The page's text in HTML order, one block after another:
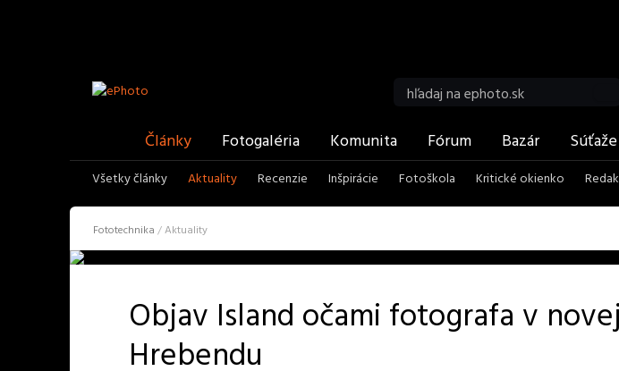
ePhoto
Články
Všetky články Aktuality Recenzie Inšpirácie Fotoškola Kritické okienko
Fotogaléria Komunita Fórum Bazár Súťaže
Fototechnika /Aktuality
Objav Island očami fotografa v
Hrebendu